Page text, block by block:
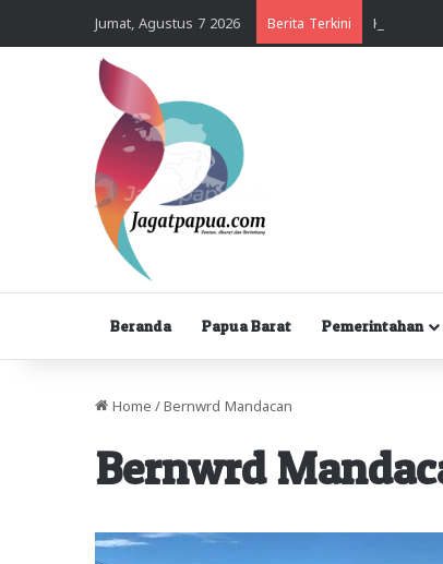
Jumat, Agustus 7 2026 Berita Terkini
Beranda Papua Barat Pemerintahan
Home / Bernwrd Mandacan
Bernwrd